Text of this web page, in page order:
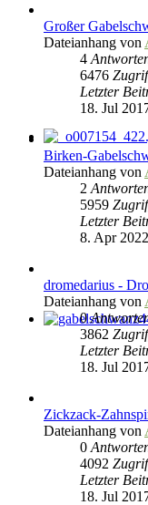
Großer
Dateianhang von
4
6476
Letzter
18. Jul
Birken-
Dateianhang von
2
5959
Letzter
8. Apr
dromedarius -
Dateianhang von
0
3862
Letzter
18. Jul
Zickzack-
Dateianhang von
0
4092
Letzter
18. Jul